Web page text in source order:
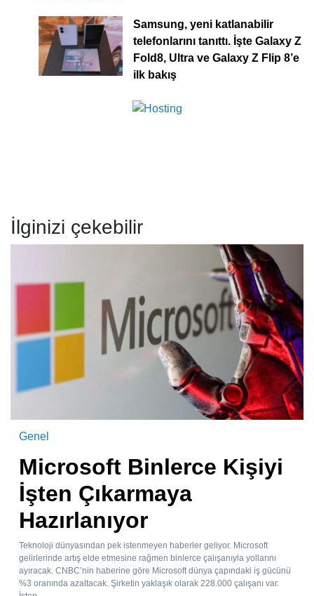
Samsung, yeni katlanabilir
telefonlarını tanıttı. İşte Galaxy Z
Fold8, Ultra ve Galaxy Z Flip 8’e
ilk bakış
İlginizi çekebilir
Genel
Microsoft Binlerce Kişiyi
İşten Çıkarmaya
Hazırlanıyor
Teknoloji dünyasından pek istenmeyen haberler geliyor. Microsoft
gelirlerinde artış elde etmesine rağmen binlerce çalışanıyla yollarını
ayıracak. CNBC’nin haberine göre Microsoft dünya çapındaki iş gücünü
%3 oranında azaltacak. Şirketin yaklaşık olarak 228.000 çalışanı var.